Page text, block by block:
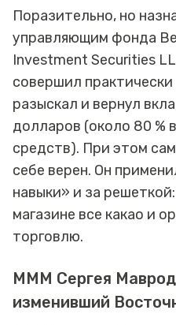
Поразительно, но
управляющим фонда
Investment Securities
совершил практически
разыскал и вернул
долларов (около 80 %
средств). При этом
себе верен. Он
навыки» и за
магазине все какао и
торговлю.
МММ Сергея
изменивший